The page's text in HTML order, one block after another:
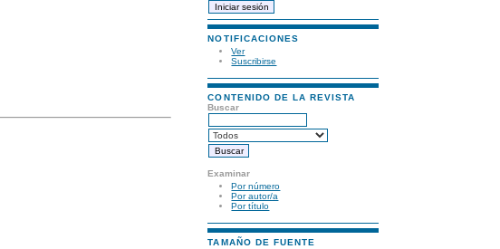
NOTIFICACIONES
Ver
Suscribirse
CONTENIDO DE LA REVISTA
Buscar
Examinar
Por número
Por autor/a
Por título
TAMAÑO DE FUENTE